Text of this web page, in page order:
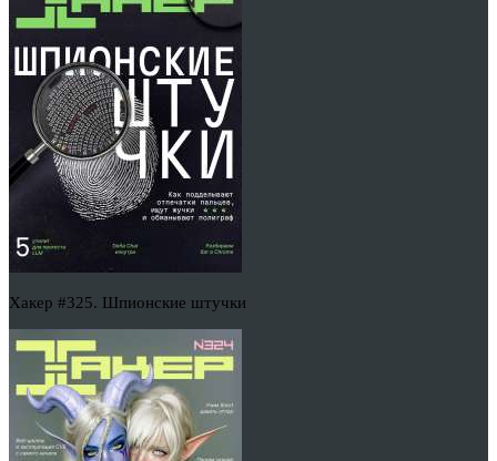
Хакер #325. Шпионские штучки